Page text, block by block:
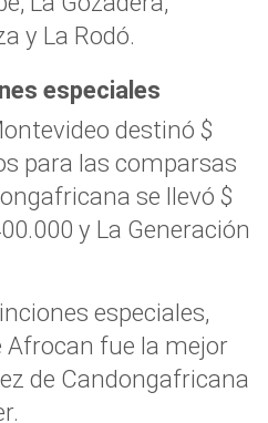
y La Rodó.
especiales
destinó $
para las comparsas
se llevó $
y La Generación
especiales,
Afrocan fue la mejor
de Candongafricana